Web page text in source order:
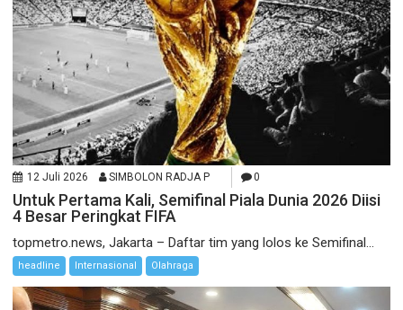
12 Juli 2026 SIMBOLON RADJA P 0
Untuk Pertama Kali, Semifinal Piala Dunia 2026 Diisi
4 Besar Peringkat FIFA
topmetro.news, Jakarta – Daftar tim yang lolos ke Semifinal...
headline Internasional Olahraga